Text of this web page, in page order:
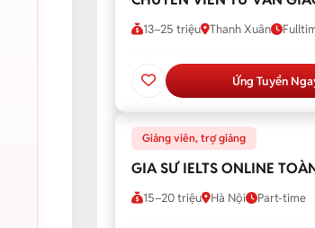
13–25 triệu Thanh Xuân
Ứng Tuyển
Giảng viên, trợ giảng
GIA SƯ IELTS ONLINE
15–20 triệu Hà Nội Part-time